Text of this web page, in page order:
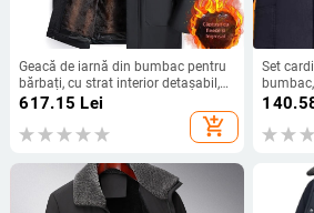
Geacă de iarnă din bumbac pentru
bărbați, cu strat interior detașabil,
căptușită cu fleece, cu glugă
617.15 Lei
add_shopping_cart
Set